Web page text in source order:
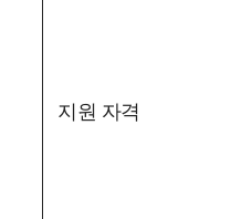
지원 자격